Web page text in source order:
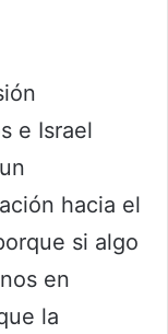
e Israel
hacia el
si algo
en
la